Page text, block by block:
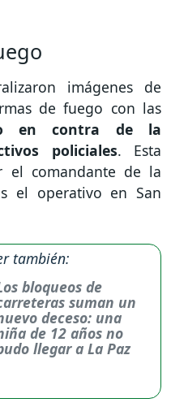
imágenes de
de fuego con las
en contra de la
policiales. Esta
el comandante de la
el operativo en San
también:
bloqueos de
suman un
deceso: una
de 12 años no
llegar a La Paz